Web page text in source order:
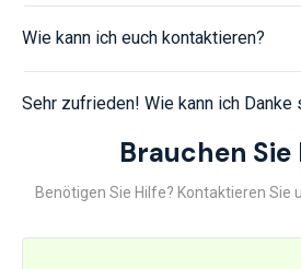
Wie kann ich euch kontaktieren?
Sehr zufrieden! Wie kann ich Danke
Brauchen Sie
Benötigen Sie Hilfe? Kontaktieren Sie